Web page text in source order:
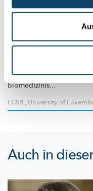
NEUE STANDARDS IN
Biologische
nachvollziehbar
Forscher der Uni
entwickelt, mit dem
biomedizinis...
LCSB , University of
Auch in